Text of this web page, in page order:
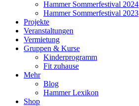
Hammer Sommerfestival 2024
Hammer Sommerfestival 2023
Projekte
Veranstaltungen
Vermietung
Gruppen & Kurse
Kinderprogramm
Fit zuhause
Mehr
Blog
Hammer Lexikon
Shop